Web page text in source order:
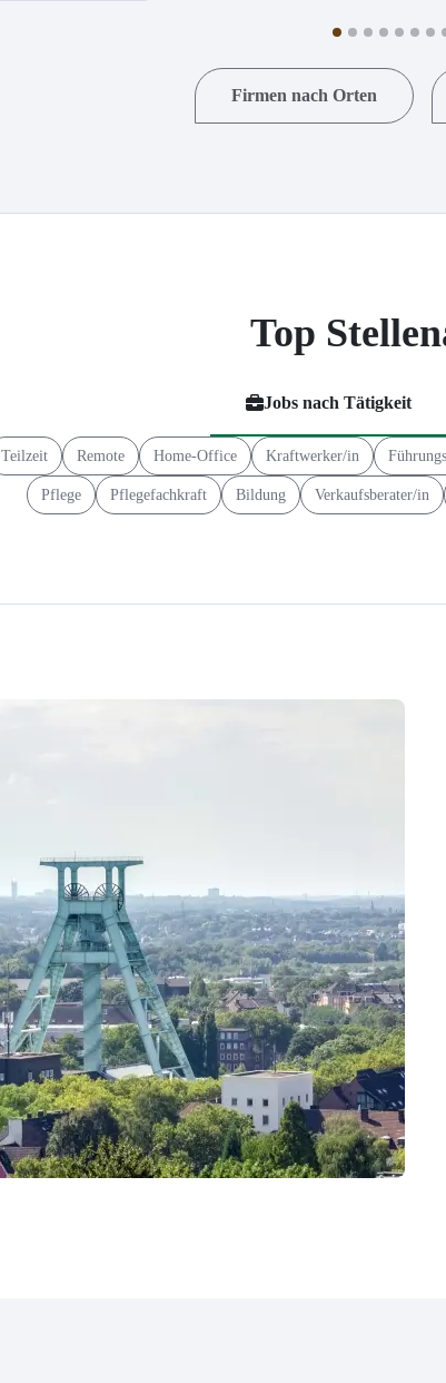
Firmen nach Orten
Top
Jobs nach Tätigkeit
Teilzeit Remote Home-Office Kraftwerker/in
Pflege Pflegefachkraft Bildung Verkaufsberater/in